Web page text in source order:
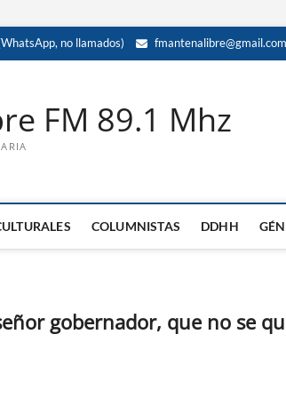
no llamados) fmantenalibre@gmail.com
FM 89.1 Mhz
COLUMNISTAS DDHH
gobernador, que no se